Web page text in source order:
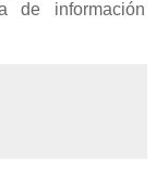
de información